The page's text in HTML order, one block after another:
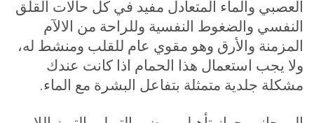
العصبي والماء المتعادل مفيد في كل حالات القلق
النفسي والضغوط النفسية وللراحة من الالآم
المزمنة والأرق وهو مقوي عام للقلب ومنشط له،
ولا يجب استعمال هذا الحمام اذا كانت عندك
مشكلة جلدية متمثلة بتفاعل البشرة مع الماء.